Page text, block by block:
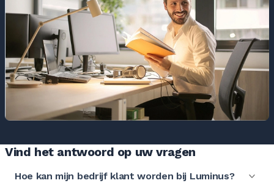
Vind het antwoord op uw vragen
Hoe kan mijn bedrijf klant worden bij Luminus?